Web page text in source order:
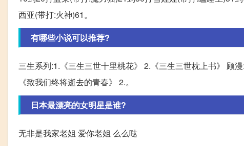
西亚(带打:火神)61。
有哪些小说可以推荐?
三生系列:1.《三生三世十里桃花》 2.《三生三世枕上书》 顾
《致我们终将逝去的青春》 2.。
日本最漂亮的女明星是谁?
无非是我家老姐 爱你老姐 么么哒